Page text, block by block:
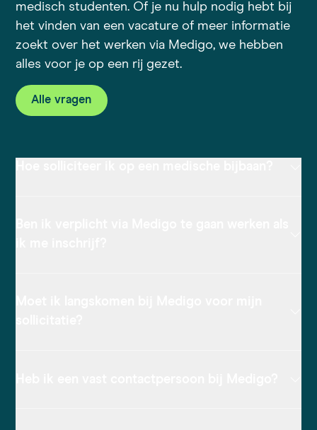
medisch studenten. Of je nu hulp nodig hebt bij
het vinden van een vacature of meer informatie
zoekt over het werken via Medigo, we hebben
alles voor je op een rij gezet.
Alle vragen